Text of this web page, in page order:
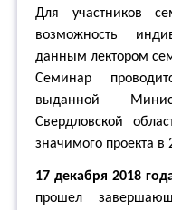
Для участников
возможность
данным лектором
Семинар
выданной
Свердловской
значимого проекта в
17 декабря 2018
прошел